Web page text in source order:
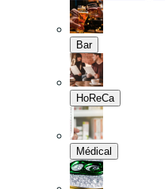
Bar
HoReCa
Médical